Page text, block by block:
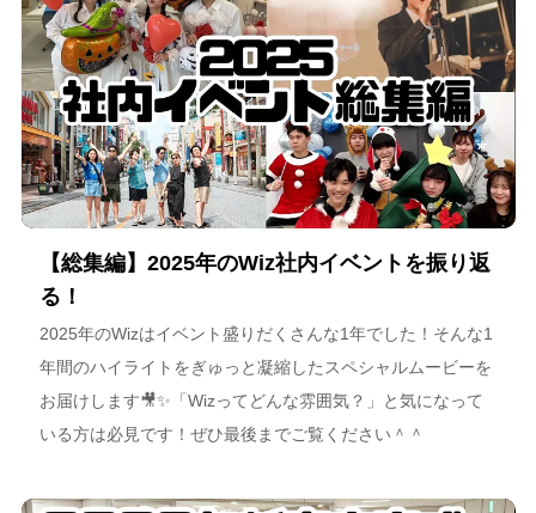
【総集編】2025年のWiz社内イベントを振り返
る！
2025年のWizはイベント盛りだくさんな1年でした！そんな1
年間のハイライトをぎゅっと凝縮したスペシャルムービーを
お届けします🎥✨「Wizってどんな雰囲気？」と気になって
いる方は必見です！ぜひ最後までご覧ください＾＾